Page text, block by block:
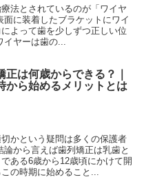
法とされているのが「ワイヤ
に装着したブラケットにワイ
よって歯を少しずつ正しい位
イヤーは歯の...
正は何歳からできる？｜
から始めるメリットとは
かという疑問は多くの保護者
から言えば歯列矯正は乳歯と
ある6歳から12歳頃にかけて開
の時期に始めること...